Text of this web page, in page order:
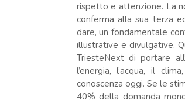
rispetto e attenzione. La
conferma alla sua terza
dare, un fondamentale
illustrative e divulgative.
TriesteNext di portare
l’energia, l’acqua, il
conoscenza oggi. Se le
40% della domanda